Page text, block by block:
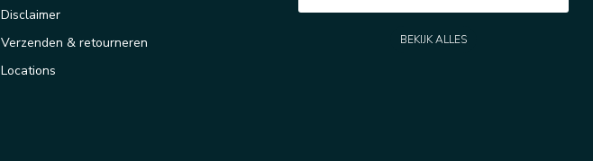
Disclaimer
Verzenden & retourneren
Locations
BEKIJK ALLES